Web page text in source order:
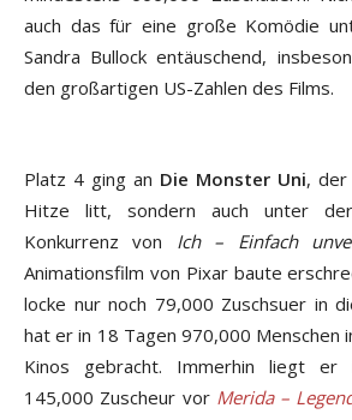
auch das für eine große Komödie
Sandra Bullock entäuschend,
den großartigen US-Zahlen des Films.
Platz 4 ging an Die Monster Uni, der
Hitze litt, sondern auch unter der
Konkurrenz von Ich – Einfach
Animationsfilm von Pixar baute
locke nur noch 79,000 Zuschsuer in
hat er in 18 Tagen 970,000 Menschen
Kinos gebracht. Immerhin liegt er
145,000 Zuscheur vor Merida –